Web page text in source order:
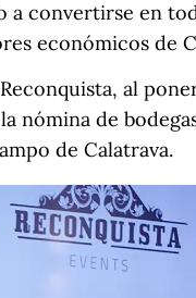
a convertirse en
económicos de
al
nómina de
de Calatrava.